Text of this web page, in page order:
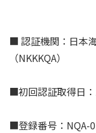
■ 認証機関：日本
（NKKKQA）
■初回認証取得日
■登録番号：NQA-